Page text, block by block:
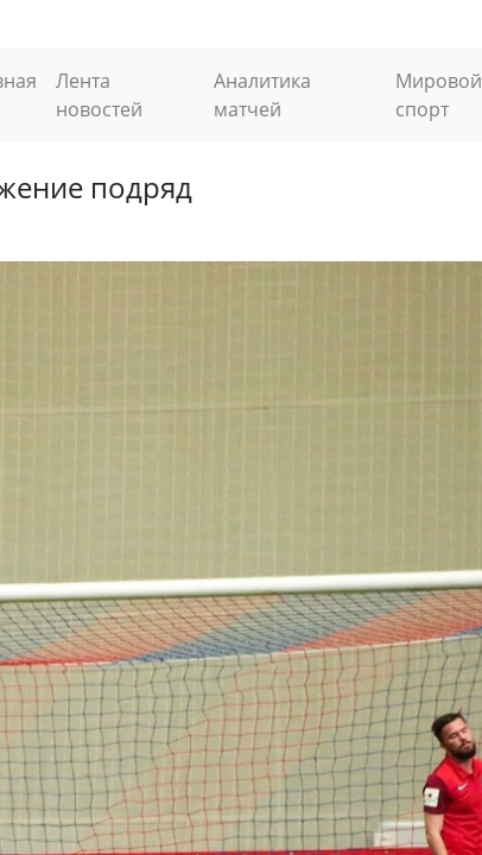
Лента
новостей
Аналитика
матчей
Мировой
спорт
подряд